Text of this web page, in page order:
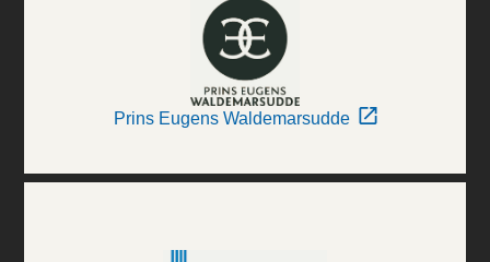
Prins Eugens Waldemarsudde